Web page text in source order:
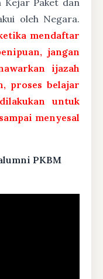
oleh Negara.
mendaftar
jangan
ijazah
proses belajar
untuk
menyesal
PKBM